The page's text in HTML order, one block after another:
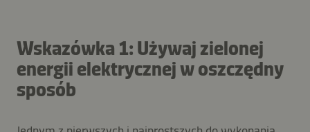
Wskazówka 1: Używaj zielonej
energii elektrycznej w oszczędny
sposób